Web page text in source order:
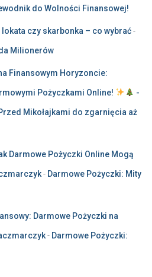
do Wolności Finansowej!
czy skarbonka – co wybrać-
Milionerów
Finansowym Horyzoncie:
Pożyczkami Online! -
Mikołajkami do zgarnięcia aż
Darmowe Pożyczki Online Mogą
- Darmowe Pożyczki: Mity
Darmowe Pożyczki na
- Darmowe Pożyczki: